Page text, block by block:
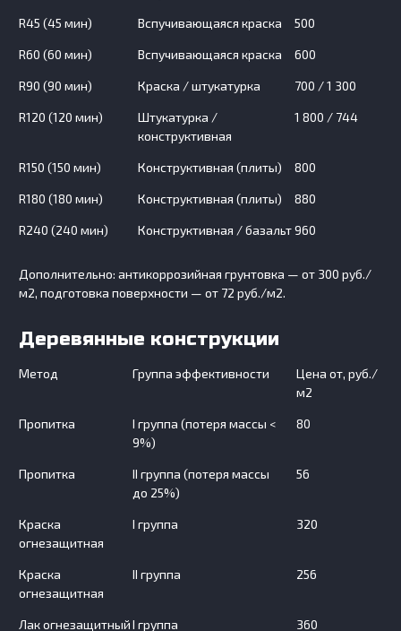
R45 (45 мин) Вспучивающаяся краска 500
R60 (60 мин) Вспучивающаяся краска 600
R90 (90 мин) Краска / штукатурка 700 / 1 300
R120 (120 мин)
Штукатурка /
конструктивная
1 800 / 744
R150 (150 мин) Конструктивная (плиты) 800
R180 (180 мин) Конструктивная (плиты) 880
R240 (240 мин) Конструктивная / базальт960
Дополнительно: антикоррозийная грунтовка — от 300 руб./
м2, подготовка поверхности — от 72 руб./м2.
Деревянные конструкции
Метод Группа эффективности
Цена от, руб./
м2
Пропитка
I группа (потеря массы <
9%)
80
Пропитка
II группа (потеря массы
до 25%)
56
Краска
огнезащитная
I группа 320
Краска
огнезащитная
II группа 256
Лак огнезащитныйI группа 360